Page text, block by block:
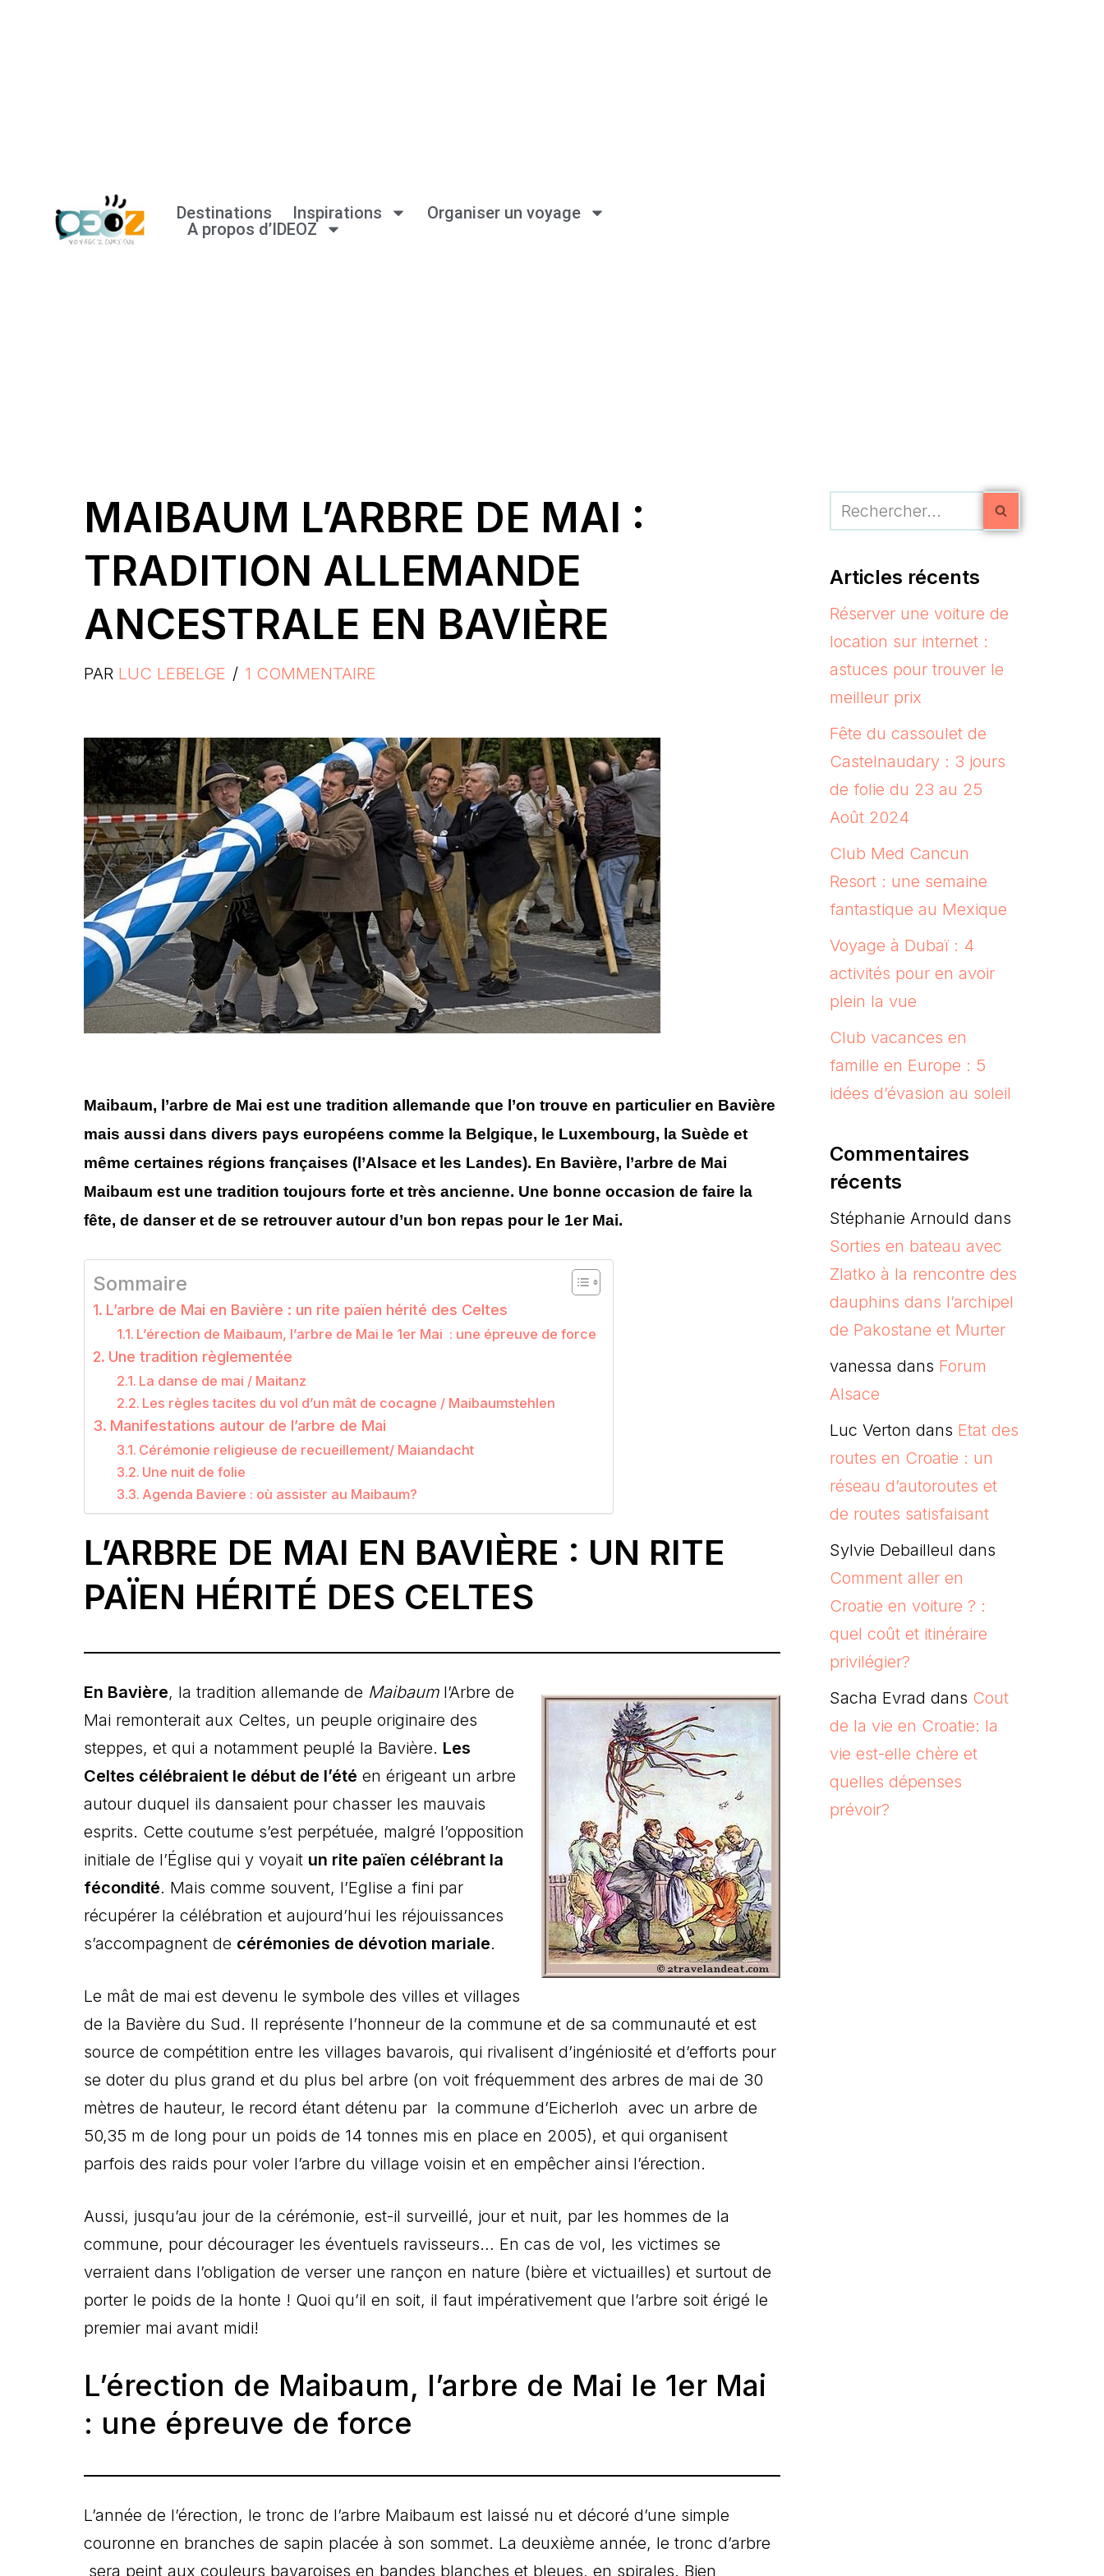
Destinations Inspirations
Organiser un voyage
A propos d’IDEOZ
MAIBAUM L’ARBRE DE MAI :
TRADITION ALLEMANDE
ANCESTRALE EN BAVIÈRE
PAR LUC LEBELGE 1 COMMENTAIRE
Maibaum, l’arbre de Mai est une tradition allemande que l’on trouve en particulier en Bavière
mais aussi dans divers pays européens comme la Belgique, le Luxembourg, la Suède et
même certaines régions françaises (l’Alsace et les Landes). En Bavière, l’arbre de Mai
Maibaum est une tradition toujours forte et très ancienne. Une bonne occasion de faire la
fête, de danser et de se retrouver autour d’un bon repas pour le 1er Mai.
Sommaire
L’arbre de Mai en Bavière : un rite païen hérité des Celtes
L’érection de Maibaum, l’arbre de Mai le 1er Mai : une épreuve de force
Une tradition règlementée
La danse de mai / Maitanz
Les règles tacites du vol d’un mât de cocagne / Maibaumstehlen
Manifestations autour de l’arbre de Mai
Cérémonie religieuse de recueillement/ Maiandacht
Une nuit de folie
Agenda Baviere : où assister au Maibaum?
L’ARBRE DE MAI EN BAVIÈRE : UN RITE
PAÏEN HÉRITÉ DES CELTES
En Bavière, la tradition allemande de Maibaum l’Arbre de
Mai remonterait aux Celtes, un peuple originaire des
steppes, et qui a notamment peuplé la Bavière. Les
Celtes célébraient le début de l’été en érigeant un arbre
autour duquel ils dansaient pour chasser les mauvais
esprits. Cette coutume s’est perpétuée, malgré l’opposition
initiale de l’Église qui y voyait un rite païen célébrant la
fécondité. Mais comme souvent, l’Eglise a fini par
récupérer la célébration et aujourd’hui les réjouissances
s’accompagnent de cérémonies de dévotion mariale.
Le mât de mai est devenu le symbole des villes et villages
de la Bavière du Sud. Il représente l’honneur de la commune et de sa communauté et est
source de compétition entre les villages bavarois, qui rivalisent d’ingéniosité et d’efforts pour
se doter du plus grand et du plus bel arbre (on voit fréquemment des arbres de mai de 30
mètres de hauteur, le record étant détenu par la commune d’Eicherloh avec un arbre de
50,35 m de long pour un poids de 14 tonnes mis en place en 2005), et qui organisent
parfois des raids pour voler l’arbre du village voisin et en empêcher ainsi l’érection.
Aussi, jusqu’au jour de la cérémonie, est-il surveillé, jour et nuit, par les hommes de la
commune, pour décourager les éventuels ravisseurs… En cas de vol, les victimes se
verraient dans l’obligation de verser une rançon en nature (bière et victuailles) et surtout de
porter le poids de la honte ! Quoi qu’il en soit, il faut impérativement que l’arbre soit érigé le
premier mai avant midi!
L’érection de Maibaum, l’arbre de Mai le 1er Mai
: une épreuve de force
L’année de l’érection, le tronc de l’arbre Maibaum est laissé nu et décoré d’une simple
couronne en branches de sapin placée à son sommet. La deuxième année, le tronc d’arbre
sera peint aux couleurs bavaroises en bandes blanches et bleues, en spirales. Bien
Articles récents
Réserver une voiture de
location sur internet :
astuces pour trouver le
meilleur prix
Fête du cassoulet de
Castelnaudary : 3 jours
de folie du 23 au 25
Août 2024
Club Med Cancun
Resort : une semaine
fantastique au Mexique
Voyage à Dubaï : 4
activités pour en avoir
plein la vue
Club vacances en
famille en Europe : 5
idées d’évasion au soleil
Commentaires
récents
Stéphanie Arnould dans
Sorties en bateau avec
Zlatko à la rencontre des
dauphins dans l’archipel
de Pakostane et Murter
vanessa dans Forum
Alsace
Luc Verton dans Etat des
routes en Croatie : un
réseau d’autoroutes et
de routes satisfaisant
Sylvie Debailleul dans
Comment aller en
Croatie en voiture ? :
quel coût et itinéraire
privilégier?
Sacha Evrad dans Cout
de la vie en Croatie: la
vie est-elle chère et
quelles dépenses
prévoir?